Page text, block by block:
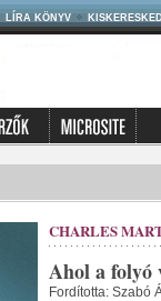
LÍRA KÖNYV
CHARLES
Ahol a folyó
Fordította: Szabó